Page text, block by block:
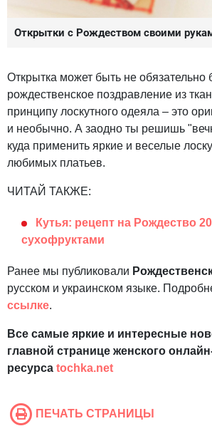
Открытки с Рождеством своими
Открытка может быть не
рождественское поздравление из
принципу лоскутного одеяла – это
и необычно. А заодно ты решишь
куда применить яркие и веселые
любимых платьев.
ЧИТАЙ ТАКЖЕ:
Кутья: рецепт на Рождество
сухофруктами
Ранее мы публиковали
русском и украинском языке.
ссылке.
Все самые яркие и интересные
главной странице женского
ресурса tochka.net
ПЕЧАТЬ СТРАНИЦЫ